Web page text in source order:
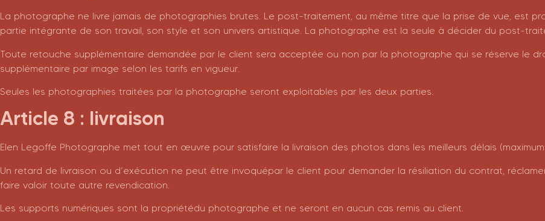
La photographe ne livre jamais de photographies brutes. Le post-traitement, au même titre que la prise de vue, est
partie intégrante de son travail, son style et son univers artistique. La photographe est la seule à décider du post-
Toute retouche supplémentaire demandée par le client sera acceptée ou non par la photographe qui se réserve le
supplémentaire par image selon les tarifs en vigueur.
Seules les photographies traitées par la photographe seront exploitables par les deux parties.
Article 8 : livraison
Elen Legoffe Photographe met tout en œuvre pour satisfaire la livraison des photos dans les meilleurs délais
Un retard de livraison ou d’exécution ne peut être invoquépar le client pour demander la résiliation du contrat,
faire valoir toute autre revendication.
Les supports numériques sont la propriétédu photographe et ne seront en aucun cas remis au client.